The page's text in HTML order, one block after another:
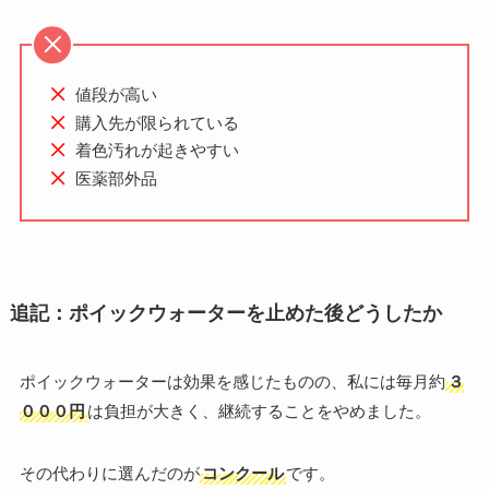
値段が高い
購入先が限られている
着色汚れが起きやすい
医薬部外品
追記：ポイックウォーターを止めた後どうしたか
ポイックウォーターは効果を感じたものの、私には毎月約３
０００円は負担が大きく、継続することをやめました。
その代わりに選んだのがコンクールです。